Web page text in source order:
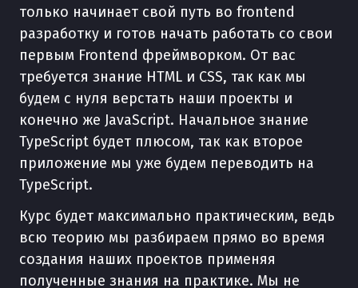
только начинает свой путь во frontend
разработку и готов начать работать со свои
первым Frontend фреймворком. От вас
требуется знание HTML и CSS, так как мы
будем с нуля верстать наши проекты и
конечно же JavaScript. Начальное знание
TypeScript будет плюсом, так как второе
приложение мы уже будем переводить на
TypeScript.
Курс будет максимально практическим, ведь
всю теорию мы разбираем прямо во время
создания наших проектов применяя
полученные знания на практике. Мы не